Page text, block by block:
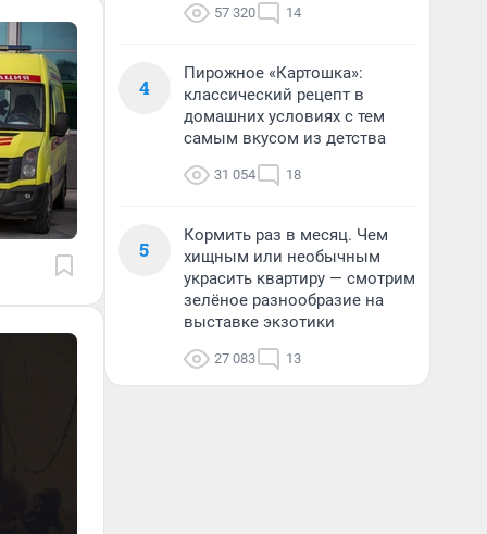
57 320 14
4
Пирожное «Картошка»:
классический рецепт в
домашних условиях с тем
самым вкусом из детства
31 054 18
5
Кормить раз в месяц. Чем
хищным или необычным
украсить квартиру — смотрим
зелёное разнообразие на
выставке экзотики
27 083 13